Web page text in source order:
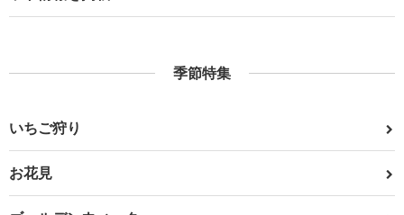
季節特集
いちご狩り
お花見